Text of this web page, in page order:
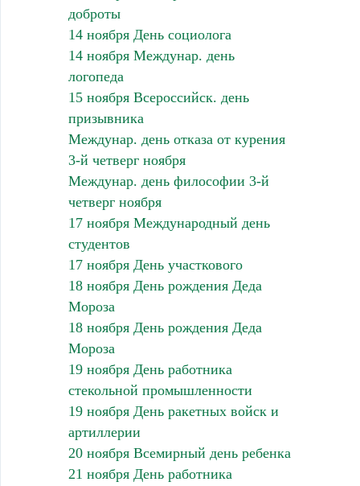
доброты
14 ноября День социолога
14 ноября Междунар. день
логопеда
15 ноября Всероссийск. день
призывника
Междунар. день отказа от курения
3-й четверг ноября
Междунар. день философии 3-й
четверг ноября
17 ноября Международный день
студентов
17 ноября День участкового
18 ноября День рождения Деда
Мороза
18 ноября День рождения Деда
Мороза
19 ноября День работника
стекольной промышленности
19 ноября День ракетных войск и
артиллерии
20 ноября Всемирный день ребенка
21 ноября День работника